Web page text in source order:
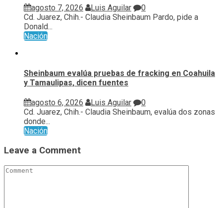
agosto 7, 2026 Luis Aguilar
0
Cd. Juarez, Chih.- Claudia Sheinbaum Pardo, pide a
Donald...
Nación
Sheinbaum evalúa pruebas de fracking en Coahuila
y Tamaulipas, dicen fuentes
agosto 6, 2026 Luis Aguilar
0
Cd. Juarez, Chih.- Claudia Sheinbaum, evalúa ⁠dos zonas
donde...
Nación
Leave a Comment